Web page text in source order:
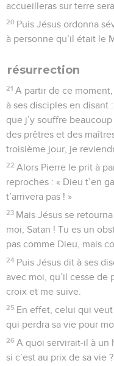
accueilleras sur terre
20 Puis Jésus ordonna
à personne qu’il était le
résurrection
21 A partir de ce
à ses disciples en disant
que j’y souffre
des prêtres et des
troisième jour, je
22 Alors Pierre le prit à
reproches : « Dieu t’en
t’arrivera pas ! »
23 Mais Jésus se
moi, Satan ! Tu es un
pas comme Dieu, mais
24 Puis Jésus dit à ses
avec moi, qu’il cesse de
croix et me suive.
25 En effet, celui qui
qui perdra sa vie pour
26 A quoi servirait-il à un
si c’est au prix de sa vie